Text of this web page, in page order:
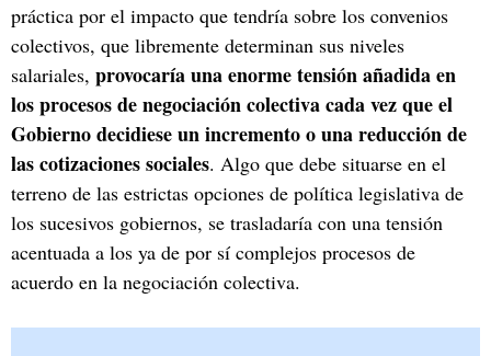
práctica por el impacto que tendría sobre los convenios
colectivos, que libremente determinan sus niveles
salariales, provocaría una enorme tensión añadida en
los procesos de negociación colectiva cada vez que el
Gobierno decidiese un incremento o una reducción de
las cotizaciones sociales. Algo que debe situarse en el
terreno de las estrictas opciones de política legislativa de
los sucesivos gobiernos, se trasladaría con una tensión
acentuada a los ya de por sí complejos procesos de
acuerdo en la negociación colectiva.